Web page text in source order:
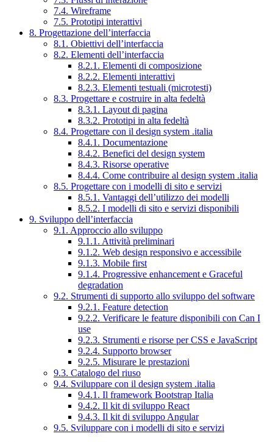
7.4. Wireframe
7.5. Prototipi interattivi
8. Progettazione dell’interfaccia
8.1. Obiettivi dell’interfaccia
8.2. Elementi dell’interfaccia
8.2.1. Elementi di composizione
8.2.2. Elementi interattivi
8.2.3. Elementi testuali (microtesti)
8.3. Progettare e costruire in alta fedeltà
8.3.1. Layout di pagina
8.3.2. Prototipi in alta fedeltà
8.4. Progettare con il design system .italia
8.4.1. Documentazione
8.4.2. Benefici del design system
8.4.3. Risorse operative
8.4.4. Come contribuire al design system .italia
8.5. Progettare con i modelli di sito e servizi
8.5.1. Vantaggi dell’utilizzo dei modelli
8.5.2. I modelli di sito e servizi disponibili
9. Sviluppo dell’interfaccia
9.1. Approccio allo sviluppo
9.1.1. Attività preliminari
9.1.2. Web design responsivo e accessibile
9.1.3. Mobile first
9.1.4. Progressive enhancement e Graceful
degradation
9.2. Strumenti di supporto allo sviluppo del software
9.2.1. Feature detection
9.2.2. Verificare le feature disponibili con Can I
use
9.2.3. Strumenti e risorse per CSS e JavaScript
9.2.4. Supporto browser
9.2.5. Misurare le prestazioni
9.3. Catalogo del riuso
9.4. Sviluppare con il design system .italia
9.4.1. Il framework Bootstrap Italia
9.4.2. Il kit di sviluppo React
9.4.3. Il kit di sviluppo Angular
9.5. Sviluppare con i modelli di sito e servizi